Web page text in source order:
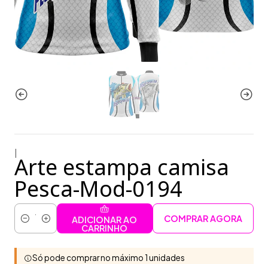
Arte estampa camisa
Pesca-Mod-0194
Quantidade
ADICIONAR AO
CARRINHO
COMPRAR AGORA
Só pode comprar no máximo 1 unidades